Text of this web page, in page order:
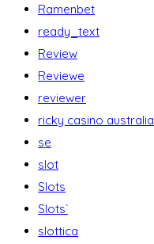
Ramenbet
ready_text
Review
Reviewe
reviewer
ricky casino australia
se
slot
Slots
Slots`
slottica